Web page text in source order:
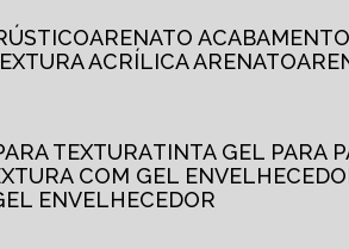
ARENATO ACABAMENTO
TEXTURA ACRÍLICA ARENATO
TEXTURA
TINTA GEL PARA
COM GEL
ENVELHECEDOR